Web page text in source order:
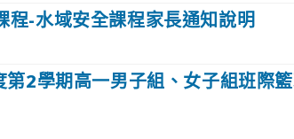
程-⽔域安全課程家長通知說明
2學期高一男子組、女子組班際